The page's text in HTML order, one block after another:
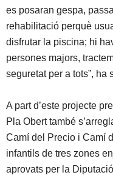
es posaran gespa,
rehabilitació perquè
disfrutar la piscina; hi
persones majors,
seguretat per a tots”, ha
A part d’este projecte
Pla Obert també
Camí del Precio i Camí
infantils de tres zones
aprovats per la